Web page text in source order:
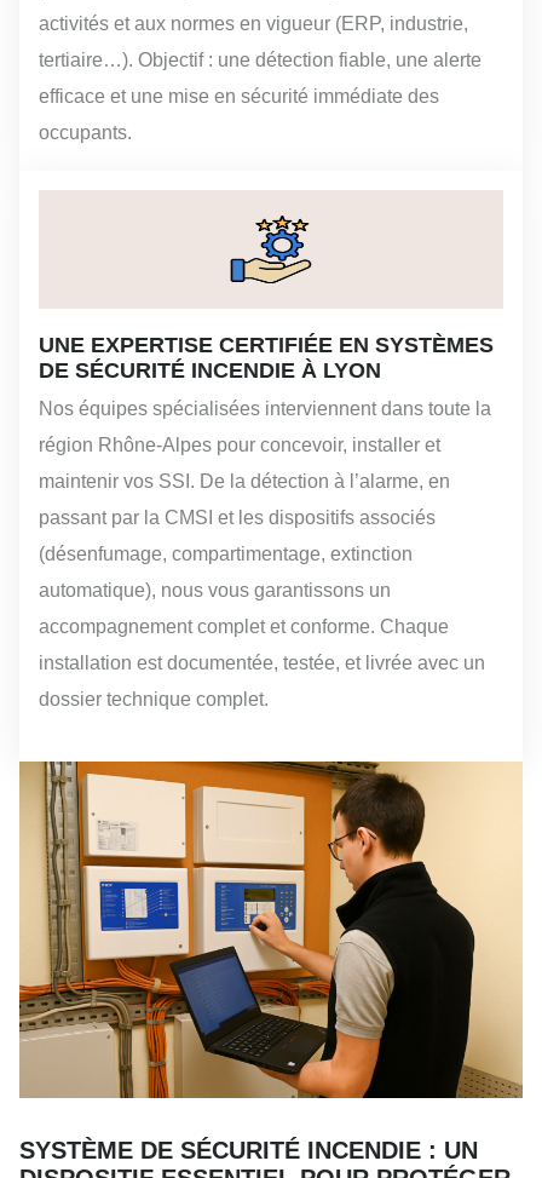
activités et aux normes en vigueur (ERP, industrie,
tertiaire…). Objectif : une détection fiable, une alerte
efficace et une mise en sécurité immédiate des
occupants.
UNE EXPERTISE CERTIFIÉE EN SYSTÈMES
DE SÉCURITÉ INCENDIE À LYON
Nos équipes spécialisées interviennent dans toute la
région Rhône-Alpes pour concevoir, installer et
maintenir vos SSI. De la détection à l’alarme, en
passant par la CMSI et les dispositifs associés
(désenfumage, compartimentage, extinction
automatique), nous vous garantissons un
accompagnement complet et conforme. Chaque
installation est documentée, testée, et livrée avec un
dossier technique complet.
SYSTÈME DE SÉCURITÉ INCENDIE : UN